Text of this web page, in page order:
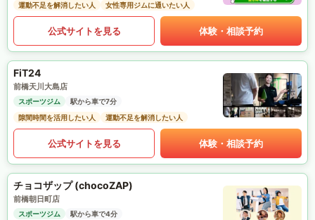
運動不足を解消したい人
女性専用ジムに通いたい人
公式サイトを見る 体験・相談予約
FiT24
前橋天川大島店
スポーツジム
駅から車で7分
隙間時間を活用したい人
運動不足を解消したい人
公式サイトを見る 体験・相談予約
チョコザップ (chocoZAP)
前橋朝日町店
スポーツジム
駅から車で4分